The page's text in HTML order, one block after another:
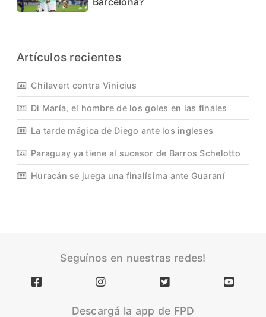
Artículos recientes
Chilavert contra Vinicius
Di María, el hombre de los goles en las finales
La tarde mágica de Diego ante los ingleses
Paraguay ya tiene al sucesor de Barros Schelotto
Huracán se juega una finalísima ante Guaraní
Seguínos en nuestras redes!
Descargá la app de FPD